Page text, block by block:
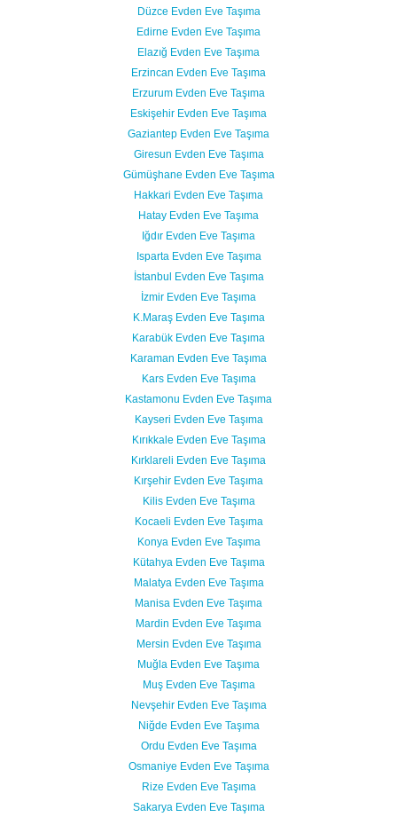
Düzce Evden Eve Taşıma
Edirne Evden Eve Taşıma
Elazığ Evden Eve Taşıma
Erzincan Evden Eve Taşıma
Erzurum Evden Eve Taşıma
Eskişehir Evden Eve Taşıma
Gaziantep Evden Eve Taşıma
Giresun Evden Eve Taşıma
Gümüşhane Evden Eve Taşıma
Hakkari Evden Eve Taşıma
Hatay Evden Eve Taşıma
Iğdır Evden Eve Taşıma
Isparta Evden Eve Taşıma
İstanbul Evden Eve Taşıma
İzmir Evden Eve Taşıma
K.Maraş Evden Eve Taşıma
Karabük Evden Eve Taşıma
Karaman Evden Eve Taşıma
Kars Evden Eve Taşıma
Kastamonu Evden Eve Taşıma
Kayseri Evden Eve Taşıma
Kırıkkale Evden Eve Taşıma
Kırklareli Evden Eve Taşıma
Kırşehir Evden Eve Taşıma
Kilis Evden Eve Taşıma
Kocaeli Evden Eve Taşıma
Konya Evden Eve Taşıma
Kütahya Evden Eve Taşıma
Malatya Evden Eve Taşıma
Manisa Evden Eve Taşıma
Mardin Evden Eve Taşıma
Mersin Evden Eve Taşıma
Muğla Evden Eve Taşıma
Muş Evden Eve Taşıma
Nevşehir Evden Eve Taşıma
Niğde Evden Eve Taşıma
Ordu Evden Eve Taşıma
Osmaniye Evden Eve Taşıma
Rize Evden Eve Taşıma
Sakarya Evden Eve Taşıma